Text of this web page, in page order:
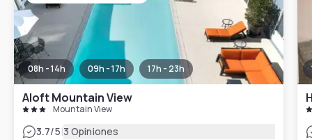
08h - 14h 09h - 17h 17h - 23h
Aloft Mountain View
Mountain View
3.7/5|3 Opiniones